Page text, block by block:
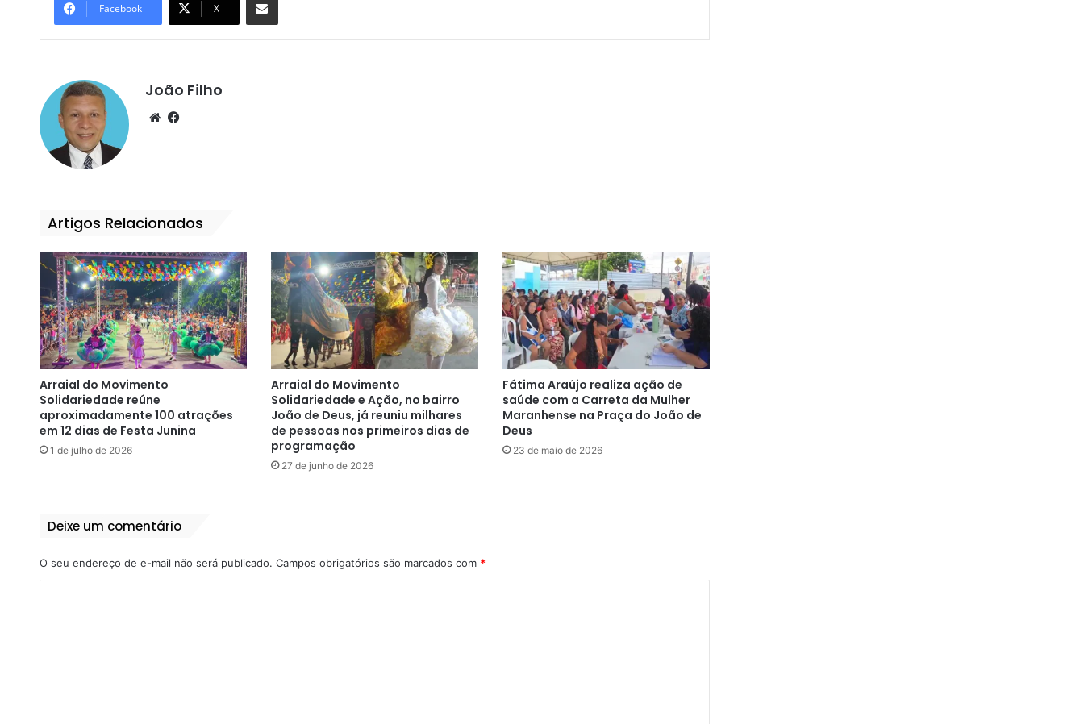
Facebook X
João Filho
We
Artigos Relacionados
Arraial do Movimento
Solidariedade reúne
aproximadamente 100 atrações
em 12 dias de Festa Junina
1 de julho de 2026
Arraial do Movimento
Solidariedade e Ação, no bairro
João de Deus, já reuniu milhares
de pessoas nos primeiros dias de
programação
27 de junho de 2026
Fátima Araújo realiza ação de
saúde com a Carreta da Mulher
Maranhense na Praça do João de
Deus
23 de maio de 2026
Deixe um comentário
O seu endereço de e-mail não será publicado. Campos obrigatórios são marcados com *